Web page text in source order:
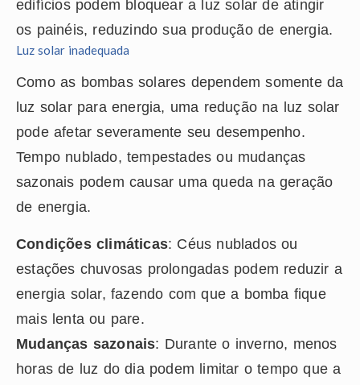
edifícios podem bloquear a luz solar de atingir
os painéis, reduzindo sua produção de energia.
Luz solar inadequada
Como as bombas solares dependem somente da
luz solar para energia, uma redução na luz solar
pode afetar severamente seu desempenho.
Tempo nublado, tempestades ou mudanças
sazonais podem causar uma queda na geração
de energia.
Condições climáticas: Céus nublados ou
estações chuvosas prolongadas podem reduzir a
energia solar, fazendo com que a bomba fique
mais lenta ou pare.
Mudanças sazonais: Durante o inverno, menos
horas de luz do dia podem limitar o tempo que a